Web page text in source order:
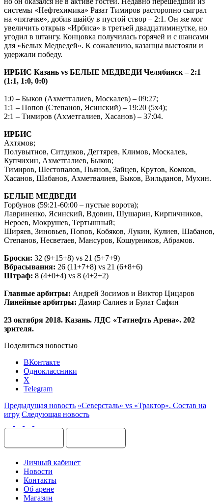
системы «Нефтехимика» Разат Тимиров расторопно сыграл
на «пятачке», добив шайбу в пустой створ – 2:1. Он же мог
увеличить открыв «Ирбиса» в третьей двадцатиминутке, но
угодил в штангу. Концовка получилась горячей и с шансами
для «Белых Медведей». К сожалению, казанцы выстояли и
удержали победу.
ИРБИС Казань vs БЕЛЫЕ МЕДВЕДИ Челябинск – 2:1
(1:1, 1:0, 0:0)
1:0 – Быков (Ахметгалиев, Москалев) – 09:27;
1:1 – Попов (Степанов, Ясинский) – 19:20 (5х4);
2:1 – Тимиров (Ахметгалиев, Хасанов) – 37:04.
ИРБИС
Ахтямов;
Полувытнов, Ситдиков, Дегтярев, Климов, Москалев,
Купчихин, Ахметгалиев, Быков;
Тимиров, Шестопалов, Пьянов, Зайцев, Крутов, Комков,
Хасанов, Шабанов, Ахметвалиев, Быков, Вильданов, Мухин.
БЕЛЫЕ МЕДВЕДИ
Горбунов (59:21-60:00 – пустые ворота);
Лавриненко, Ясинский, Вдовин, Шушарин, Кирпичников,
Нероев, Мокрушев, Тертышный;
Ширяев, Зиновьев, Попов, Кобяков, Лукин, Кулиев, Шабанов,
Степанов, Несветаев, Мансуров, Кошурников, Абрамов.
Броски: 32 (9+15+8) vs 21 (5+7+9)
Вбрасывания: 26 (11+7+8) vs 21 (6+8+6)
Штраф: 8 (4+0+4) vs 8 (4+2+2)
Главные арбитры: Андрей Зосимов и Виктор Цицаров
Линейные арбитры: Дамир Салиев и Булат Сафин
23 октября 2018. Казань. ЛДС «Татнефть Арена». 202
зрителя.
Поделиться новостью
ВКонтакте
Одноклассники
X
Telegram
Предыдущая новость «Северсталь» vs «Трактор». Состав на
игру Следующая новость
Личный кабинет
Новости
Контакты
Об арене
Магазин